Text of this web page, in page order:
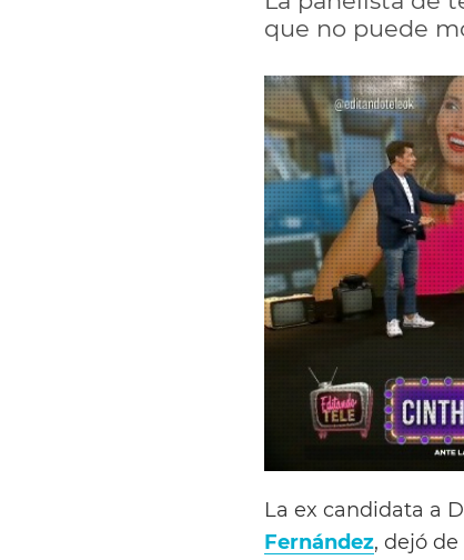
que no puede
La ex candidata a
Fernández, dejó